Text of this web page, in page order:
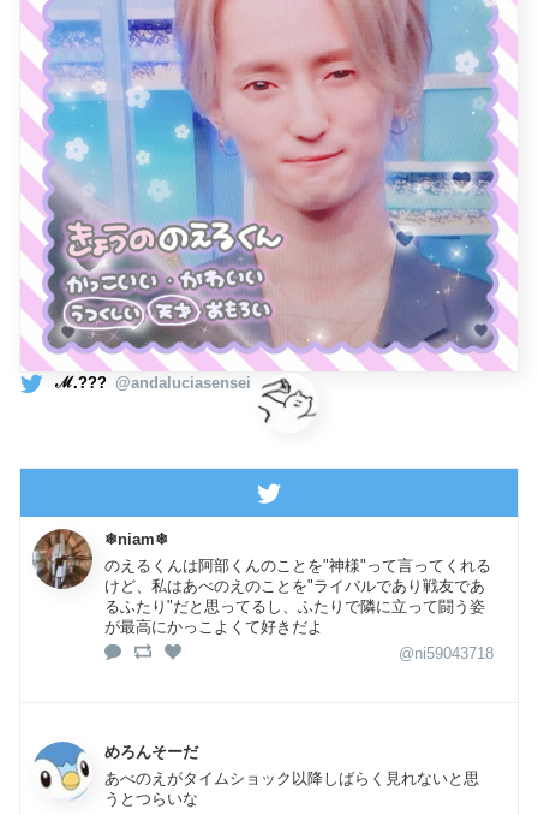
ℳ.??? @andaluciasensei
❄︎niam❄︎
のえるくんは阿部くんのことを"神様"って言ってくれる
けど、私はあべのえのことを"ライバルであり戦友であ
るふたり"だと思ってるし、ふたりで隣に立って闘う姿
が最高にかっこよくて好きだよ
@ni59043718
めろんそーだ
あべのえがタイムショック以降しばらく見れないと思
うとつらいな